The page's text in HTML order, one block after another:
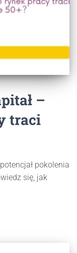
–
traci
pokolenia
się, jak